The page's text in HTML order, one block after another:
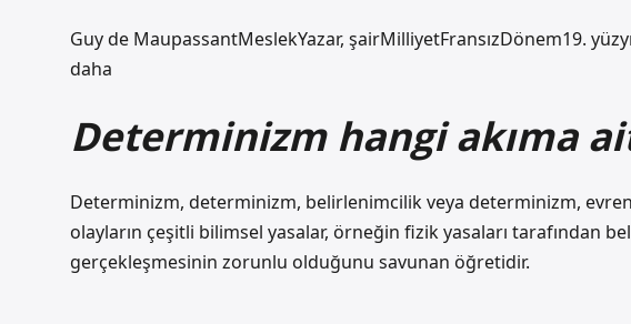
Guy de MaupassantMeslekYazar, şairMilliyetFransızDönem19.
daha
Determinizm hangi akıma
Determinizm, determinizm, belirlenimcilik veya determinizm,
olayların çeşitli bilimsel yasalar, örneğin fizik yasaları tarafından
gerçekleşmesinin zorunlu olduğunu savunan öğretidir.